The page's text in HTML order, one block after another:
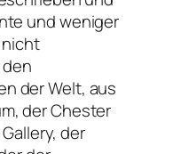
und weniger
nicht
der Welt, aus
der Chester
der